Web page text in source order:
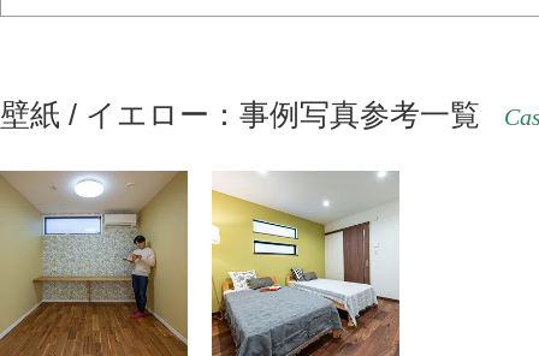
壁紙 / イエロー：事例写真参考一覧